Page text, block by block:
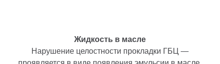
Жидкость в масле
Нарушение целостности прокладки ГБЦ —